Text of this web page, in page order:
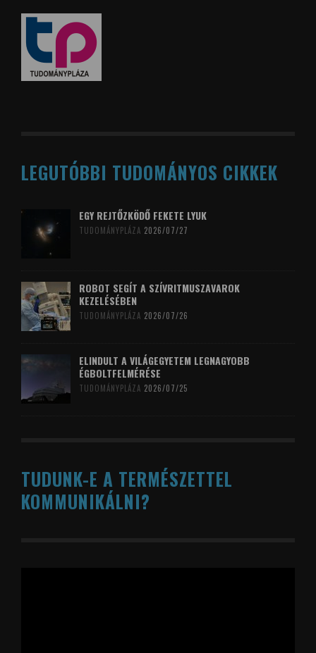
LEGUTÓBBI TUDOMÁNYOS CIKKEK
EGY REJTŐZKÖDŐ FEKETE LYUK
TUDOMÁNYPLÁZA 2026/07/27
ROBOT SEGÍT A SZÍVRITMUSZAVAROK
KEZELÉSÉBEN
TUDOMÁNYPLÁZA 2026/07/26
ELINDULT A VILÁGEGYETEM LEGNAGYOBB
ÉGBOLTFELMÉRÉSE
TUDOMÁNYPLÁZA 2026/07/25
TUDUNK-E A TERMÉSZETTEL
KOMMUNIKÁLNI?